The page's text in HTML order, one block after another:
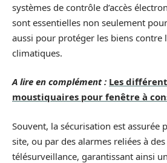
systèmes de contrôle d’accès
sont essentielles non seulement
aussi pour protéger les biens contre
climatiques.
A lire en complément : Les
moustiquaires pour fenêtre à
Souvent, la sécurisation est assurée
site, ou par des alarmes reliées à
télésurveillance, garantissant ainsi